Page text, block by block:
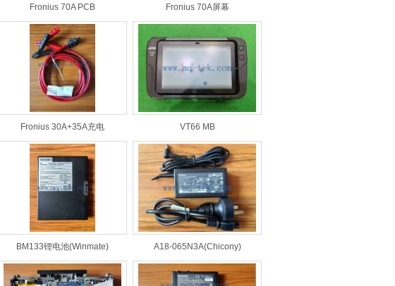
Fronius 70A PCB Fronius 70A屏幕
Fronius 30A+35A充电 VT66 MB
BM133锂电池(Winmate) A18-065N3A(Chicony)